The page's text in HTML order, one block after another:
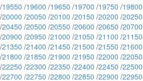
/19550 /19600 /19650 /19700 /19750 /19800
/20000 /20050 /20100 /20150 /20200 /20250
/20450 /20500 /20550 /20600 /20650 /20700
/20900 /20950 /21000 /21050 /21100 /21150
/21350 /21400 /21450 /21500 /21550 /21600
/21800 /21850 /21900 /21950 /22000 /22050
/22250 /22300 /22350 /22400 /22450 /22500
/22700 /22750 /22800 /22850 /22900 /22950